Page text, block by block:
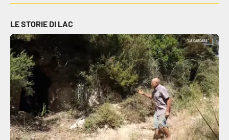
LE STORIE DI LAC